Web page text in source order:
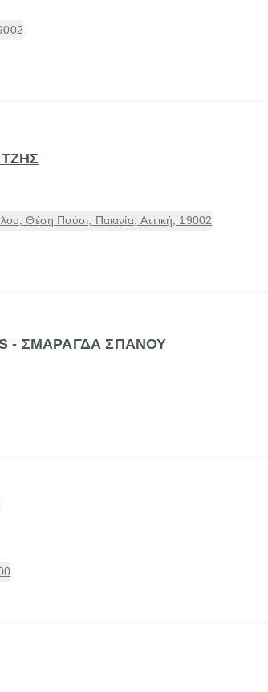
Θέση Πούσι, Παιανία, Αττική, 19002
- ΣΜΑΡΑΓΔΑ ΣΠΑΝΟΥ